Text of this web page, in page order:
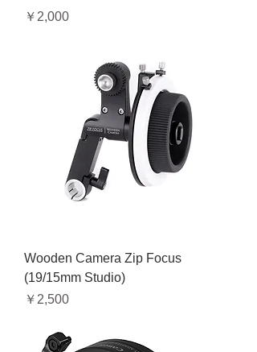
価格
￥2,000
Wooden Camera Zip Focus
(19/15mm Studio)
価格
￥2,500